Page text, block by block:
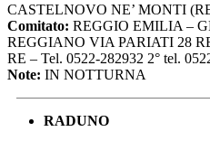
CASTELNOVO NE’ MONTI
Comitato: REGGIO EMILIA –
REGGIANO VIA PARIATI 28
RE – Tel. 0522-282932 2° tel.
Note: IN NOTTURNA
RADUNO